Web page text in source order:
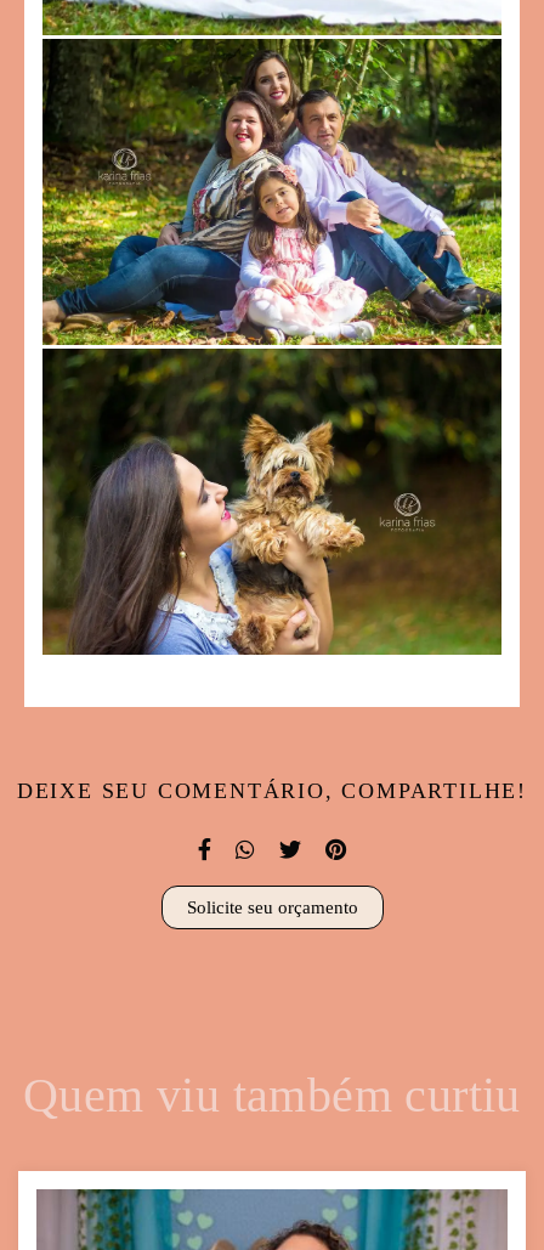
DEIXE SEU COMENTÁRIO, COMPARTILHE!
Solicite seu orçamento
Quem viu também curtiu